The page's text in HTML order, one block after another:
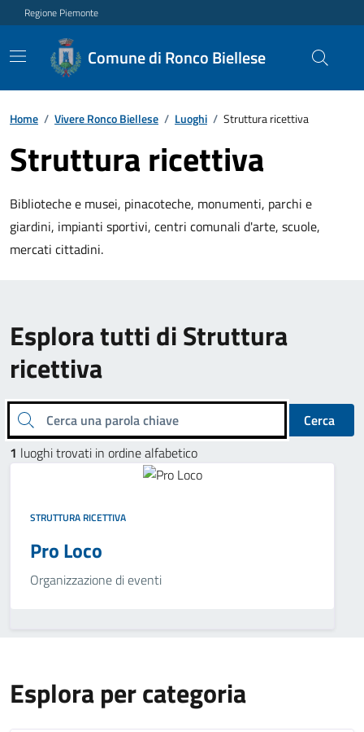
Regione Piemonte
Comune di Ronco Biellese
Home / Vivere Ronco Biellese / Luoghi / Struttura ricettiva
Struttura ricettiva
Biblioteche e musei, pinacoteche, monumenti, parchi e
giardini, impianti sportivi, centri comunali d'arte, scuole,
mercati cittadini.
Esplora tutti di Struttura
ricettiva
Cerca una parola chiave
Cerca
1 luoghi trovati in ordine alfabetico
STRUTTURA RICETTIVA
Pro Loco
Organizzazione di eventi
Esplora per categoria